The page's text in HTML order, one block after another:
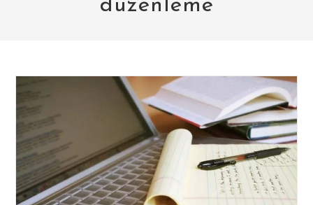
düzenleme